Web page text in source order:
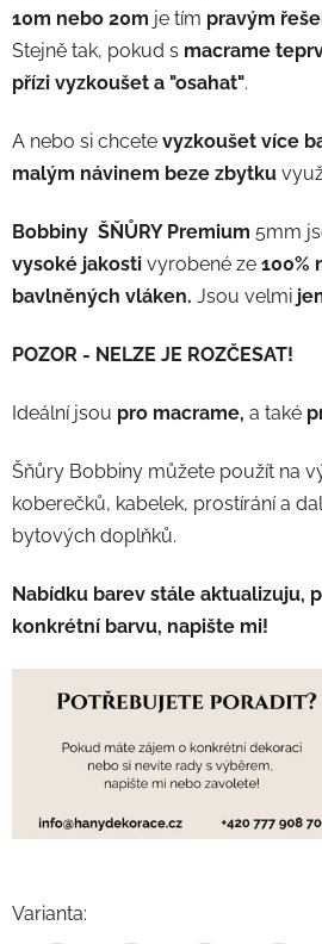
10m nebo 20m je tím pravým
Stejně tak, pokud s macrame
přízi vyzkoušet a "osahat".
A nebo si chcete vyzkoušet více
malým návinem beze zbytku
Bobbiny ŠŇŮRY Premium 5mm
vysoké jakosti vyrobené ze 100%
bavlněných vláken. Jsou velmi
POZOR - NELZE JE ROZČESAT!
Ideální jsou pro macrame, a také
Šňůry Bobbiny můžete použít na
koberečků, kabelek, prostírání a
bytových doplňků.
Nabídku barev stále aktualizuju,
konkrétní barvu, napište mi!
Varianta: